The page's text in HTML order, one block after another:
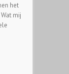
het
mij